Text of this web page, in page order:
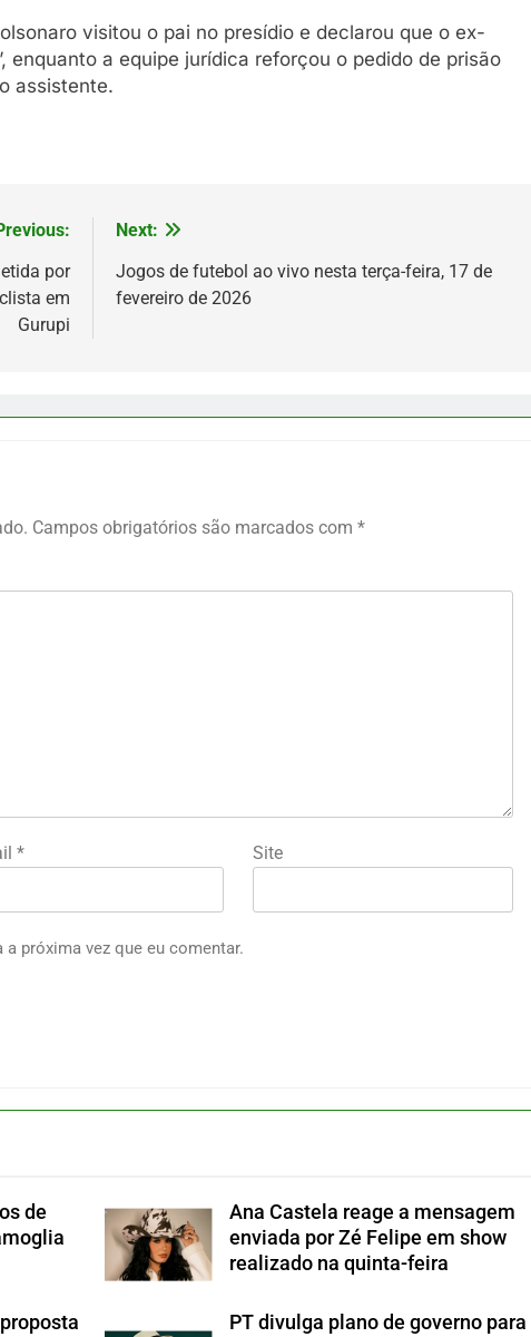
visitou o pai no presídio e declarou que o ex-
enquanto a equipe jurídica reforçou o pedido de prisão
assistente.
por
em
Gurupi
Next:
Jogos de futebol ao vivo nesta terça-feira, 17 de
fevereiro de 2026
Campos obrigatórios são marcados com *
* Site
próxima vez que eu comentar.
de
Ana Castela reage a mensagem
enviada por Zé Felipe em show
realizado na quinta-feira
PT divulga plano de governo para